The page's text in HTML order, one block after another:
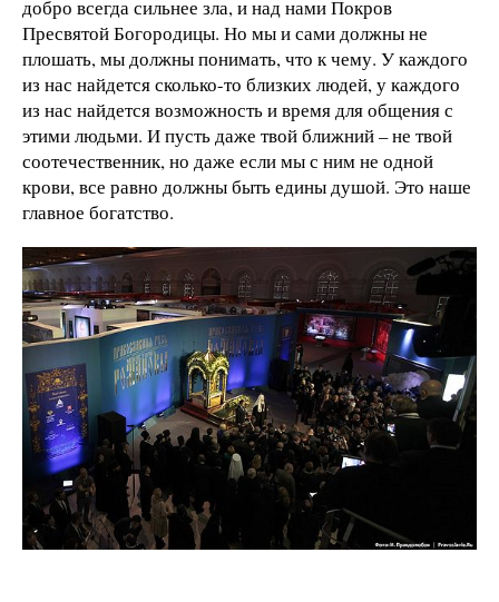
добро всегда сильнее зла, и над нами Покров
Пресвятой Богородицы. Но мы и сами должны не
плошать, мы должны понимать, что к чему. У каждого
из нас найдется сколько-то близких людей, у каждого
из нас найдется возможность и время для общения с
этими людьми. И пусть даже твой ближний – не твой
соотечественник, но даже если мы с ним не одной
крови, все равно должны быть едины душой. Это наше
главное богатство.